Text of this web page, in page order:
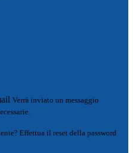
Verrà inviato un messaggio
Effettua il reset della password